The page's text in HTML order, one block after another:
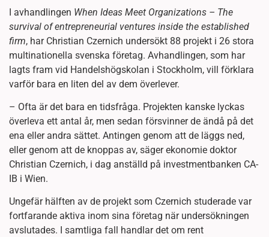
I avhandlingen When Ideas Meet Organizations – The
survival of entrepreneurial ventures inside the established
firm, har Christian Czernich undersökt 88 projekt i 26 stora
multinationella svenska företag. Avhandlingen, som har
lagts fram vid Handelshögskolan i Stockholm, vill förklara
varför bara en liten del av dem överlever.
– Ofta är det bara en tidsfråga. Projekten kanske lyckas
överleva ett antal år, men sedan försvinner de ändå på det
ena eller andra sättet. Antingen genom att de läggs ned,
eller genom att de knoppas av, säger ekonomie doktor
Christian Czernich, i dag anställd på investmentbanken CA-
IB i Wien.
Ungefär hälften av de projekt som Czernich studerade var
fortfarande aktiva inom sina företag när undersökningen
avslutades. I samtliga fall handlar det om rent